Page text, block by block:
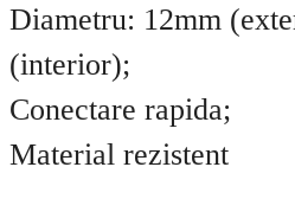
Diametru: 12mm
(interior);
Conectare rapida;
Material rezistent